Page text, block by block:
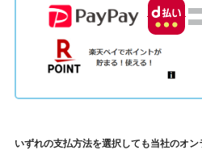
いずれの支払方法を選択しても当社のオ